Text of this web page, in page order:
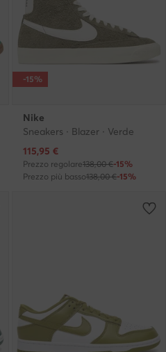
-15%
Nike
Sneakers · Blazer · Verde
Prezzo attuale
115,95 €
Prezzo regolare138,00 €-15%
Prezzo più basso138,00 €-15%